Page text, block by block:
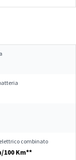
combinato
100 Km**